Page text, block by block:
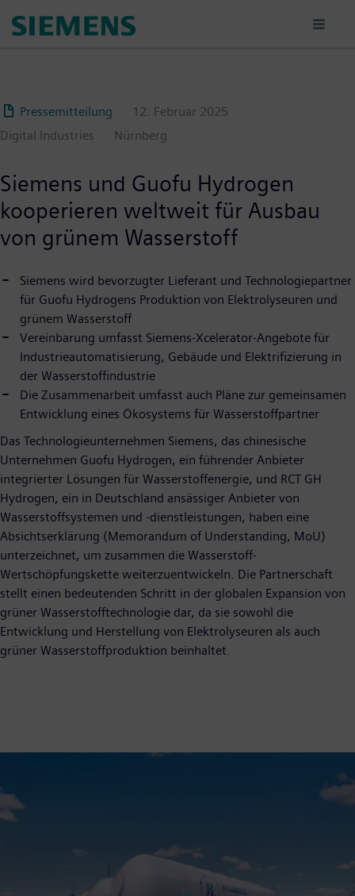
para
Pressemitteilung
12. Februar 2025
Digital Industries
Nürnberg
Siemens und Guofu Hydrogen
kooperieren weltweit für Ausbau
von grünem Wasserstoff
Siemens wird bevorzugter Lieferant und Technologiepartner
für Guofu Hydrogens Produktion von Elektrolyseuren und
grünem Wasserstoff
Vereinbarung umfasst Siemens-Xcelerator-Angebote für
Industrieautomatisierung, Gebäude und Elektrifizierung in
der Wasserstoffindustrie
Die Zusammenarbeit umfasst auch Pläne zur gemeinsamen
Entwicklung eines Ökosystems für Wasserstoffpartner
Das Technologieunternehmen Siemens, das chinesische
Unternehmen Guofu Hydrogen, ein führender Anbieter
integrierter Lösungen für Wasserstoffenergie, und RCT GH
Hydrogen, ein in Deutschland ansässiger Anbieter von
Wasserstoffsystemen und -dienstleistungen, haben eine
Absichtserklärung (Memorandum of Understanding, MoU)
unterzeichnet, um zusammen die Wasserstoff-
Wertschöpfungskette weiterzuentwickeln. Die Partnerschaft
stellt einen bedeutenden Schritt in der globalen Expansion von
grüner Wasserstofftechnologie dar, da sie sowohl die
Entwicklung und Herstellung von Elektrolyseuren als auch
grüner Wasserstoffproduktion beinhaltet.